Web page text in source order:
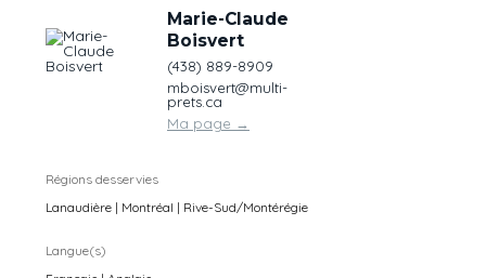
Marie-Claude
Boisvert
(438) 889-8909
mboisvert@multi-
prets.ca
Ma page →
Régions desservies
Lanaudière | Montréal | Rive-Sud/Montérégie
Langue(s)